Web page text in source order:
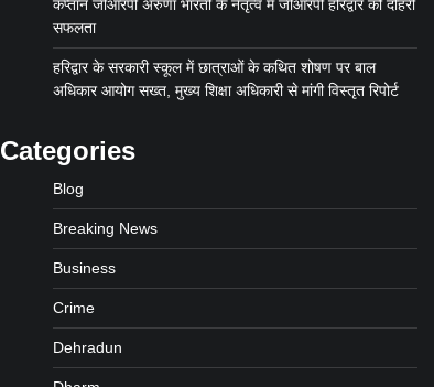
कप्तान जीआरपी अरुणा भारती के नेतृत्व में जीआरपी हरिद्वार को दोहरी
सफलता
हरिद्वार के सरकारी स्कूल में छात्राओं के कथित शोषण पर बाल
अधिकार आयोग सख्त, मुख्य शिक्षा अधिकारी से मांगी विस्तृत रिपोर्ट
Categories
Blog
Breaking News
Business
Crime
Dehradun